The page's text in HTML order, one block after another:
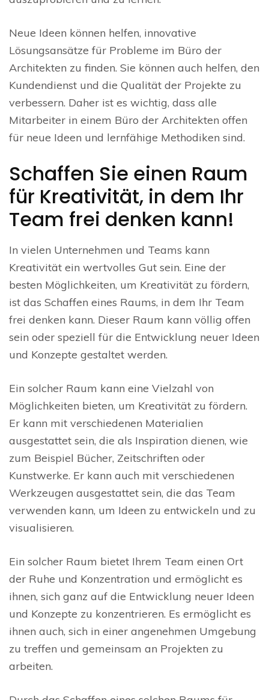
Neue Ideen können helfen, innovative
Lösungsansätze für Probleme im Büro der
Architekten zu finden. Sie können auch helfen, den
Kundendienst und die Qualität der Projekte zu
verbessern. Daher ist es wichtig, dass alle
Mitarbeiter in einem Büro der Architekten offen
für neue Ideen und lernfähige Methodiken sind.
Schaffen Sie einen Raum
für Kreativität, in dem Ihr
Team frei denken kann!
In vielen Unternehmen und Teams kann
Kreativität ein wertvolles Gut sein. Eine der
besten Möglichkeiten, um Kreativität zu fördern,
ist das Schaffen eines Raums, in dem Ihr Team
frei denken kann. Dieser Raum kann völlig offen
sein oder speziell für die Entwicklung neuer Ideen
und Konzepte gestaltet werden.
Ein solcher Raum kann eine Vielzahl von
Möglichkeiten bieten, um Kreativität zu fördern.
Er kann mit verschiedenen Materialien
ausgestattet sein, die als Inspiration dienen, wie
zum Beispiel Bücher, Zeitschriften oder
Kunstwerke. Er kann auch mit verschiedenen
Werkzeugen ausgestattet sein, die das Team
verwenden kann, um Ideen zu entwickeln und zu
visualisieren.
Ein solcher Raum bietet Ihrem Team einen Ort
der Ruhe und Konzentration und ermöglicht es
ihnen, sich ganz auf die Entwicklung neuer Ideen
und Konzepte zu konzentrieren. Es ermöglicht es
ihnen auch, sich in einer angenehmen Umgebung
zu treffen und gemeinsam an Projekten zu
arbeiten.